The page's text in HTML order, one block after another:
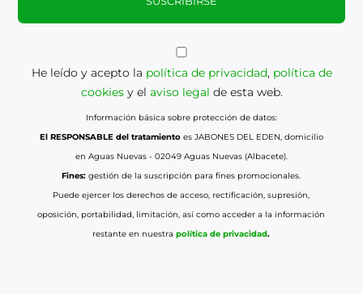
He leído y acepto la política de privacidad, política de
cookiesy el aviso legal de esta web.
Información básica sobre protección de datos:
El RESPONSABLE del tratamientoes JABONES DEL EDEN, domicilio
en Aguas Nuevas - 02049 Aguas Nuevas (Albacete).
Fines: gestión de la suscripción para fines promocionales.
Puede ejercer los derechos de acceso, rectificación, supresión,
oposición, portabilidad, limitación, así como acceder a la información
restante en nuestrapolítica de privacidad.